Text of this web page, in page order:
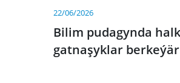
22/06/2026
Bilim pudagynda
gatnaşyklar berkeýär